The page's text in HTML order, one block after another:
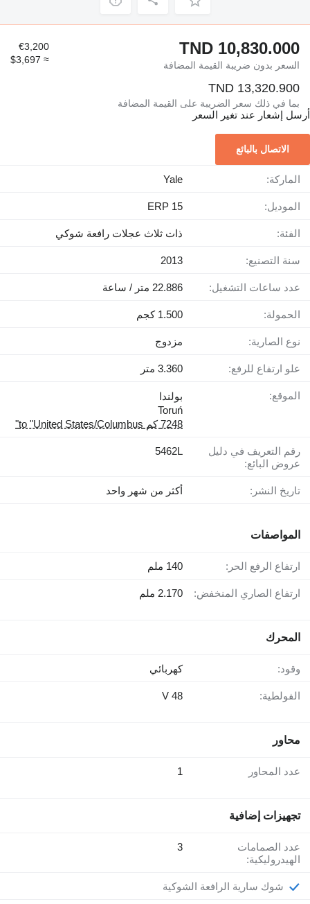
TND 10,830.000
السعر بدون ضريبة القيمة المضافة
€3,200
≈ $3,697
TND 13,320.900
بما في ذلك سعر الضريبة على القيمة المضافة
أرسل إشعار عند تغير السعر
الاتصال بالبائع
الماركة: Yale
الموديل: ERP 15
الفئة: ذات ثلاث عجلات رافعة شوكي
سنة التصنيع: 2013
عدد ساعات التشغيل: 22.886 متر / ساعة
الحمولة: 1.500 كجم
نوع الصارية: مزدوج
علو ارتفاع للرفع: 3.360 متر
الموقع:
بولندا
Toruń
7248 كم to "United States/Columbus"
رقم التعريف في دليل
عروض البائع:
5462L
تاريخ النشر: أكثر من شهر واحد
المواصفات
ارتفاع الرفع الحر: 140 ملم
ارتفاع الصاري المنخفض: 2.170 ملم
المحرك
وقود: كهربائي
الفولطية: 48 V
محاور
عدد المحاور 1
تجهيزات إضافية
عدد الصمامات
الهيدروليكية:
3
شوك سارية الرافعة الشوكية